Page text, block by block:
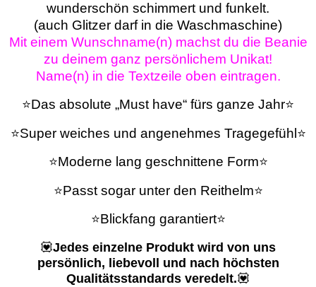
wunderschön schimmert und funkelt.
(auch Glitzer darf in die Waschmaschine)
Mit einem Wunschname(n) machst du die Beanie
zu deinem ganz persönlichem Unikat!
Name(n) in die Textzeile oben eintragen.
⭐Das absolute „Must have“ fürs ganze Jahr⭐
⭐Super weiches und angenehmes Tragegefühl⭐
⭐Moderne lang geschnittene Form⭐
⭐Passt sogar unter den Reithelm⭐
⭐Blickfang garantiert⭐
💟Jedes einzelne Produkt wird von uns
persönlich, liebevoll und nach höchsten
Qualitätsstandards veredelt.💟